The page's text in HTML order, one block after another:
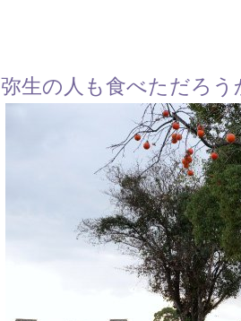
弥生の人も食べただろ